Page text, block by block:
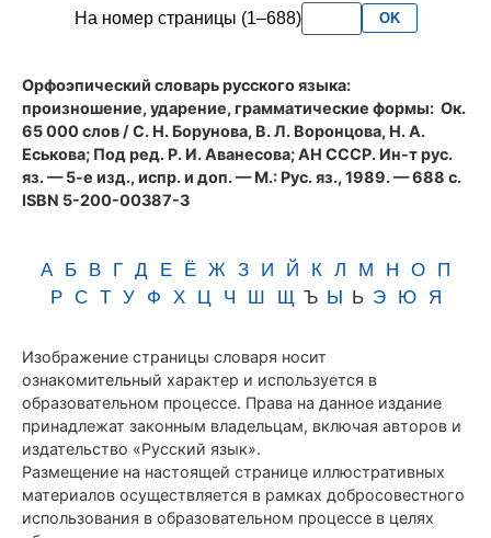
АванесоваНа номер страницы (1–688) OK
Орфоэпический словарь русского языка:
произношение, ударение, грамматические формы: Ок.
65 000 слов / С. Н. Борунова, В. Л. Воронцова, Н. А.
Еськова; Под ред. Р. И. Аванесова; АН СССР. Ин-т рус.
яз. — 5-е изд., испр. и доп. — М.: Рус. яз., 1989. — 688 с.
ISBN 5-200-00387-3
А Б В Г Д Е Ё Ж З И Й К Л М Н О П
Р С Т У Ф Х Ц Ч Ш Щ Ъ Ы Ь Э Ю Я
Изображение страницы словаря носит
ознакомительный характер и используется в
образовательном процессе. Права на данное издание
принадлежат законным владельцам, включая авторов и
издательство «Русский язык».
Размещение на настоящей странице иллюстративных
материалов осуществляется в рамках добросовестного
использования в образовательном процессе в целях